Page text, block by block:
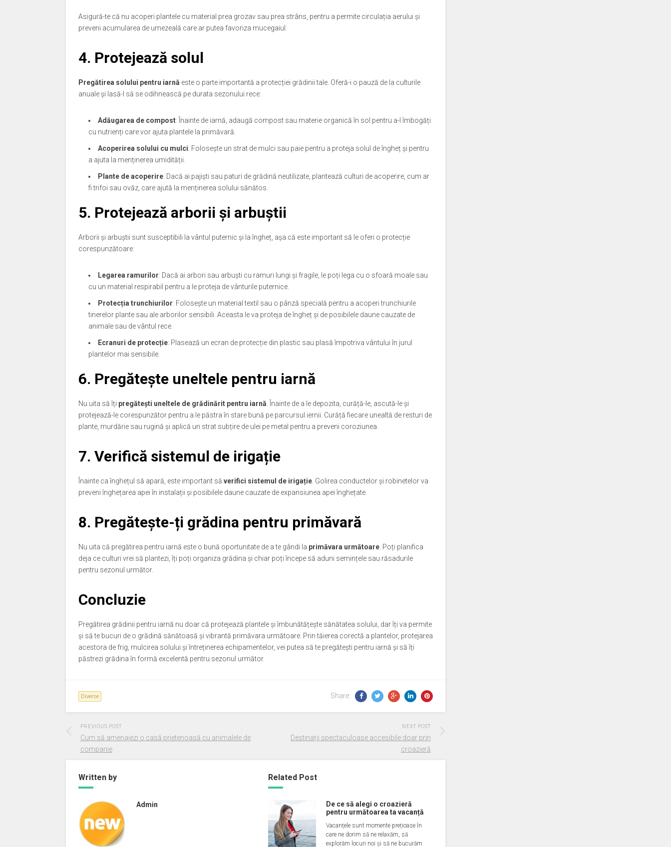
Asigură-te că nu acoperi plantele cu material prea grozav sau prea strâns, pentru a permite circulația aerului și
preveni acumularea de umezeală care ar putea favoriza mucegaiul.
4. Protejează solul
Pregătirea solului pentru iarnă este o parte importantă a protecției grădinii tale. Oferă-i o pauză de la culturile
anuale și lasă-l să se odihnească pe durata sezonului rece:
Adăugarea de compost: Înainte de iarnă, adaugă compost sau materie organică în sol pentru a-l îmbogăți
cu nutrienți care vor ajuta plantele la primăvară.
Acoperirea solului cu mulci: Folosește un strat de mulci sau paie pentru a proteja solul de îngheț și pentru
a ajuta la menținerea umidității.
Plante de acoperire: Dacă ai pajiști sau paturi de grădină neutilizate, plantează culturi de acoperire, cum ar
fi trifoi sau ovăz, care ajută la menținerea solului sănătos.
5. Protejează arborii și arbuștii
Arborii și arbuștii sunt susceptibili la vântul puternic și la îngheț, așa că este important să le oferi o protecție
corespunzătoare:
Legarea ramurilor: Dacă ai arbori sau arbuști cu ramuri lungi și fragile, le poți lega cu o sfoară moale sau
cu un material respirabil pentru a le proteja de vânturile puternice.
Protecția trunchiurilor: Folosește un material textil sau o pânză specială pentru a acoperi trunchiurile
tinerelor plante sau ale arborilor sensibili. Aceasta le va proteja de îngheț și de posibilele daune cauzate de
animale sau de vântul rece.
Ecranuri de protecție: Plasează un ecran de protecție din plastic sau plasă împotriva vântului în jurul
plantelor mai sensibile.
6. Pregătește uneltele pentru iarnă
Nu uita să îți pregătești uneltele de grădinărit pentru iarnă . Înainte de a le depozita, curăță-le, ascută-le și
protejează-le corespunzător pentru a le păstra în stare bună pe parcursul iernii. Curăță fiecare unealtă de resturi de
plante, murdărie sau rugină și aplică un strat subțire de ulei pe metal pentru a preveni coroziunea.
7. Verifică sistemul de irigație
Înainte ca înghețul să apară, este important să verifici sistemul de irigație . Golirea conductelor și robinetelor va
preveni înghețarea apei în instalații și posibilele daune cauzate de expansiunea apei înghețate.
8. Pregătește-ți grădina pentru primăvară
Nu uita că pregătirea pentru iarnă este o bună oportunitate de a te gândi la primăvara următoare . Poți planifica
deja ce culturi vrei să plantezi, îți poți organiza grădina și chiar poți începe să aduni semințele sau răsadurile
pentru sezonul următor.
Concluzie
Pregătirea grădinii pentru iarnă nu doar că protejează plantele și îmbunătățește sănătatea solului, dar îți va permite
și să te bucuri de o grădină sănătoasă și vibrantă primăvara următoare. Prin tăierea corectă a plantelor, protejarea
acestora de frig, mulcirea solului și întreținerea echipamentelor, vei putea să te pregătești pentru iarnă și să îți
păstrezi grădina în formă excelentă pentru sezonul următor.
Diverse Share:
PREVIOUS POST
Cum să amenajezi o casă prietenoasă cu animalele de
companie
NEXT POST
Destinații spectaculoase accesibile doar prin
croazieră
Written by
Admin
Related Post
De ce să alegi o croazieră
pentru următoarea ta vacanță
Vacanțele sunt momente prețioase în
care ne dorim să ne relaxăm, să
explorăm locuri noi și să ne bucurăm